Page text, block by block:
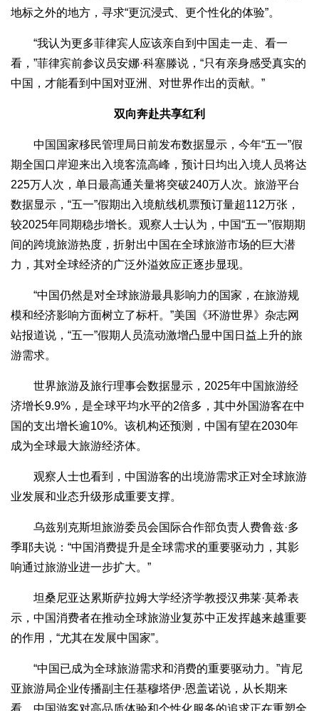
地标之外的地方，寻求“更沉浸式、更个性化的体验”。
“我认为更多菲律宾人应该亲自到中国走一走、看一
看，”菲律宾前参议员安娜·科塞滕说，“只有亲身感受真实的
中国，才能看到中国对亚洲、对世界作出的贡献。”
双向奔赴共享红利
中国国家移民管理局日前发布数据显示，今年“五一”假
期全国口岸迎来出入境客流高峰，预计日均出入境人员将达
225万人次，单日最高通关量将突破240万人次。旅游平台
数据显示，“五一”假期出入境航线机票预订量超112万张，
较2025年同期稳步增长。观察人士认为，中国“五一”假期期
间的跨境旅游热度，折射出中国在全球旅游市场的巨大潜
力，其对全球经济的广泛外溢效应正逐步显现。
“中国仍然是对全球旅游最具影响力的国家，在旅游规
模和经济影响方面树立了标杆。”美国《环游世界》杂志网
站报道说，“五一”假期人员流动激增凸显中国日益上升的旅
游需求。
世界旅游及旅行理事会数据显示，2025年中国旅游经
济增长9.9%，是全球平均水平的2倍多，其中外国游客在中
国的支出增长逾10%。该机构还预测，中国有望在2030年
成为全球最大旅游经济体。
观察人士也看到，中国游客的出境游需求正对全球旅游
业发展和业态升级形成重要支撑。
乌兹别克斯坦旅游委员会国际合作部负责人费鲁兹·多
季耶夫说：“中国消费提升是全球需求的重要驱动力，其影
响通过旅游业进一步扩大。”
坦桑尼亚达累斯萨拉姆大学经济学教授汉弗莱·莫希表
示，中国消费者在推动全球旅游业复苏中正发挥越来越重要
的作用，“尤其在发展中国家”。
“中国已成为全球旅游需求和消费的重要驱动力。”肯尼
亚旅游局企业传播副主任基穆塔伊·恩盖诺说，从长期来